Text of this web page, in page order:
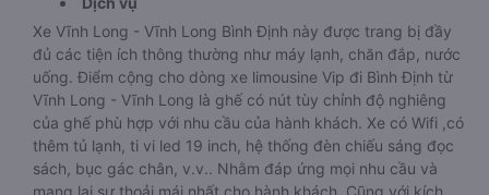
Xe Vĩnh Long - Vĩnh Long Bình Định này được trang bị đầy
đủ các tiện ích thông thường như máy lạnh, chăn đắp, nước
uống. Điểm cộng cho dòng xe limousine Vip đi Bình Định từ
Vĩnh Long - Vĩnh Long là ghế có nút tùy chỉnh độ nghiêng
của ghế phù hợp với nhu cầu của hành khách. Xe có Wifi ,có
thêm tủ lạnh, ti vi led 19 inch, hệ thống đèn chiếu sáng đọc
sách, bục gác chân, v.v.. Nhằm đáp ứng mọi nhu cầu và
mang lại sự thoải mái nhất cho hành khách. Cũng với kích